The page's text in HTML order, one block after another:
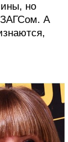
но
ЗАГСом. А